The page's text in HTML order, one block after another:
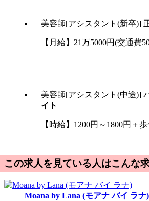
美容師[アシスタント(新卒)]
【月給】21万5000円(交通費
美容師[アシスタント(中途)]
イト
【時給】1200円～1800円＋
この求人を見ている人はこんな
Moana by Lana (モアナ バイ ラナ)